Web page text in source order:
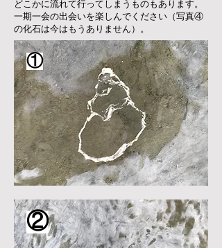
①
どこかに流れて行ってしまうものもあります。
一期一会の出会いを楽しんでください（写真④
の化石は今はもうありません）。
②